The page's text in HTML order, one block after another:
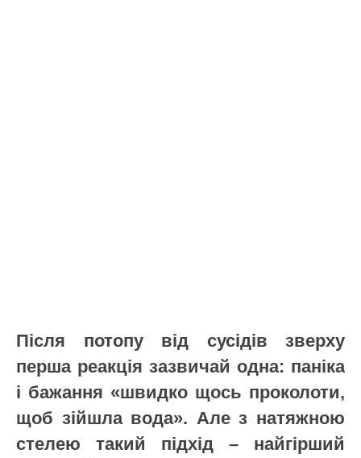
Після потопу від сусідів зверху
перша реакція зазвичай одна: паніка
і бажання «швидко щось проколоти,
щоб зійшла вода». Але з натяжною
стелею такий підхід – найгірший